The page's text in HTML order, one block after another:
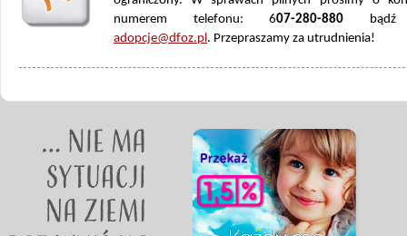
numerem telefonu: 607-280-880 bądź
adopcje@dfoz.pl. Przepraszamy za utrudnienia!